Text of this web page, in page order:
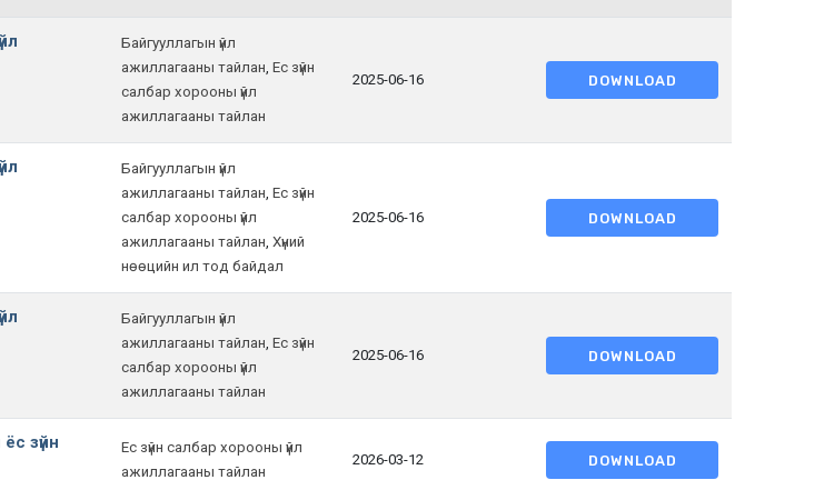
Байгууллагын үйл
ажиллагааны тайлан, Ес зүйн
салбар хорооны үйл
ажиллагааны тайлан
2025-06-16 DOWNLOAD
Байгууллагын үйл
ажиллагааны тайлан, Ес зүйн
салбар хорооны үйл
ажиллагааны тайлан, Хүний
нөөцийн ил тод байдал
2025-06-16 DOWNLOAD
Байгууллагын үйл
ажиллагааны тайлан, Ес зүйн
салбар хорооны үйл
ажиллагааны тайлан
2025-06-16 DOWNLOAD
зүйн
Ес зүйн салбар хорооны үйл
ажиллагааны тайлан
2026-03-12 DOWNLOAD